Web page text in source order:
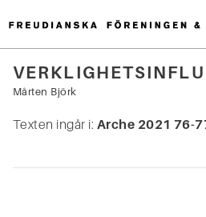
till
innehåll
SökMårten Björk
Texten ingår i: Arche 2021 76-